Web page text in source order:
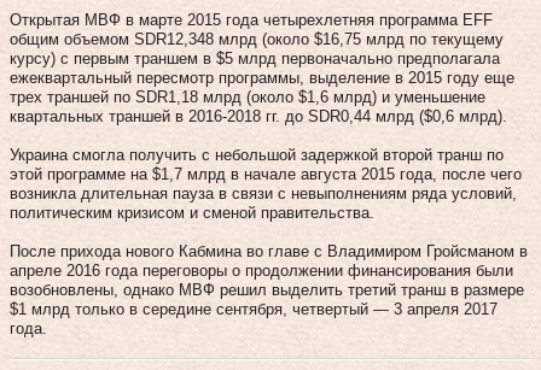
Открытая МВФ в марте 2015 года четырехлетняя программа EFF
общим объемом SDR12,348 млрд (около $16,75 млрд по текущему
курсу) с первым траншем в $5 млрд первоначально предполагала
ежеквартальный пересмотр программы, выделение в 2015 году еще
трех траншей по SDR1,18 млрд (около $1,6 млрд) и уменьшение
квартальных траншей в 2016-2018 гг. до SDR0,44 млрд ($0,6 млрд).
Украина смогла получить с небольшой задержкой второй транш по
этой программе на $1,7 млрд в начале августа 2015 года, после чего
возникла длительная пауза в связи с невыполнениям ряда условий,
политическим кризисом и сменой правительства.
После прихода нового Кабмина во главе с Владимиром Гройсманом в
апреле 2016 года переговоры о продолжении финансирования были
возобновлены, однако МВФ решил выделить третий транш в размере
$1 млрд только в середине сентября, четвертый — 3 апреля 2017
года.